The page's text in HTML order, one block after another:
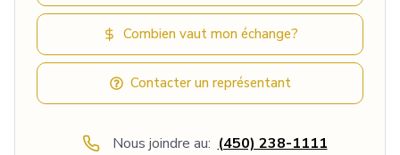
Combien vaut mon échange?
Contacter un représentant
Nous joindre au: (450) 238-1111